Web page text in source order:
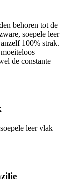
behoren tot de
soepele leer
100% strak.
de constante
leer vlak